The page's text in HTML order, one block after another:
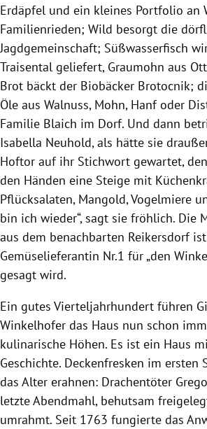
Erdäpfel und ein kleines Portfolio an
Familienrieden; Wild besorgt die
Jagdgemeinschaft; Süßwasserfisch
Traisental geliefert, Graumohn aus
Brot bäckt der Biobäcker Brotocnik;
Öle aus Walnuss, Mohn, Hanf oder
Familie Blaich im Dorf. Und dann
Isabella Neuhold, als hätte sie
Hoftor auf ihr Stichwort gewartet,
den Händen eine Steige mit
Pflücksalaten, Mangold, Vogelmiere
bin ich wieder“, sagt sie fröhlich. Die
aus dem benachbarten Reikersdorf ist
Gemüselieferantin Nr.1 für „den
gesagt wird.
Ein gutes Vierteljahrhundert führen
Winkelhofer das Haus nun schon
kulinarische Höhen. Es ist ein Haus
Geschichte. Deckenfresken im ersten
das Alter erahnen: Drachentöter
letzte Abendmahl, behutsam
umrahmt. Seit 1763 fungierte das